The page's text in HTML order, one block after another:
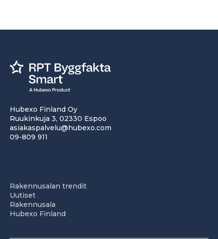
Hubexo Finland Oy
Ruukinkuja 3, 02330 Espoo
asiakaspalvelu@hubexo.com
09-809 911
Rakennusalan trendit
Uutiset
Rakennusala
Hubexo Finland